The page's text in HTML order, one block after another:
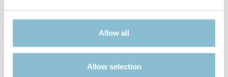
Allow all
Allow selection